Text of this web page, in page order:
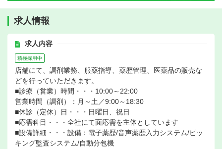
求人情報
求人内容
積極採用中
店舗にて、調剤業務、服薬指導、薬歴管理、医薬品の販売な
どを行っていただきます。
■診療（営業）時間・・・10:00～22:00
営業時間（調剤）：月～土／9:00～18:30
■休診（定休）日・・・日曜日、祝日
■応需科目・・・全社にて面応需を主体としています
■設備詳細・・・設備：電子薬歴/音声薬歴入力システム/ピッ
キング監査システム/自動分包機